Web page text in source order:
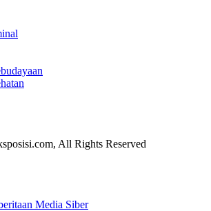
All Rights Reserved
Media Siber